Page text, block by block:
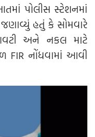
પોલીસ સ્ટેશનમાં
જણાવ્યું હતું કે સોમવારે
અને નકલ માટે
નોંધવામાં આવી